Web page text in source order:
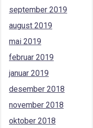
september 2019
august 2019
mai 2019
februar 2019
januar 2019
desember 2018
november 2018
oktober 2018